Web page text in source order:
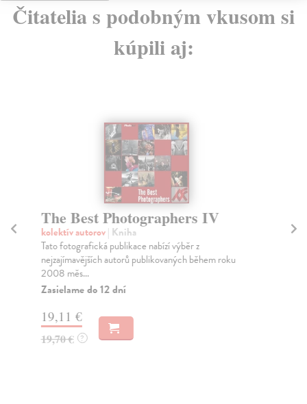
Čitatelia s podobným vkusom si
kúpili aj:
The Best Photographers IV
kolektív autorov| Kniha
Tato fotografická publikace nabízí výběr z
nejzajímavějších autorů publikovaných během roku
2008 měs...
Zasielame do 12 dní
19,11 €
19,70 € ?